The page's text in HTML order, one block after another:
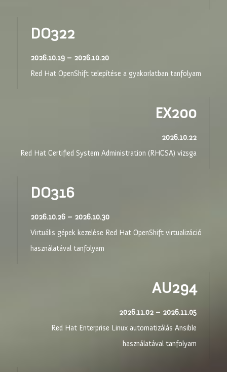
DO322
2026.10.19 – 2026.10.20
Red Hat OpenShift telepítése a gyakorlatban tanfolyam
EX200
2026.10.22
Red Hat Certified System Administration (RHCSA) vizsga
DO316
2026.10.26 – 2026.10.30
Virtuális gépek kezelése Red Hat OpenShift virtualizáció
használatával tanfolyam
AU294
2026.11.02 – 2026.11.05
Red Hat Enterprise Linux automatizálás Ansible
használatával tanfolyam